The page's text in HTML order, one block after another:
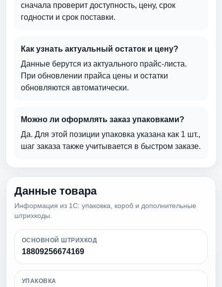
сначала проверит доступность, цену, срок
годности и срок поставки.
Как узнать актуальный остаток и цену?
Данные берутся из актуального прайс-листа.
При обновлении прайса цены и остатки
обновляются автоматически.
Можно ли оформлять заказ упаковками?
Да. Для этой позиции упаковка указана как 1 шт.,
шаг заказа также учитывается в быстром заказе.
Данные товара
Информация из 1С: упаковка, короб и дополнительные
штрихкоды.
ОСНОВНОЙ ШТРИХКОД
18809256674169
УПАКОВКА